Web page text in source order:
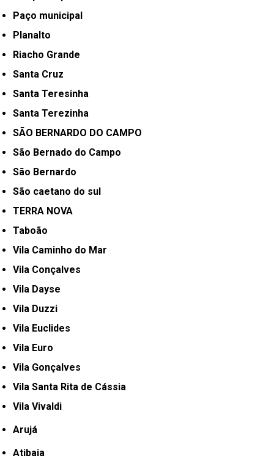
Paço municipal
Planalto
Riacho Grande
Santa Cruz
Santa Teresinha
Santa Terezinha
SÃO BERNARDO DO CAMPO
São Bernado do Campo
São Bernardo
São caetano do sul
TERRA NOVA
Taboão
Vila Caminho do Mar
Vila Conçalves
Vila Dayse
Vila Duzzi
Vila Euclides
Vila Euro
Vila Gonçalves
Vila Santa Rita de Cássia
Vila Vivaldi
Arujá
Atibaia